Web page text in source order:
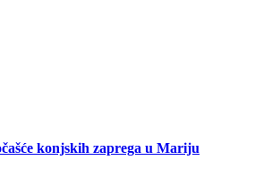
konjskih zaprega u Mariju